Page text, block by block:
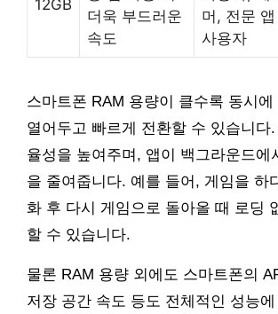
12GB
더욱 부드러운
속도
머, 전문 앱
사용자
스마트폰 RAM 용량이 클수록 동시
열어두고 빠르게 전환할 수 있습니다
율성을 높여주며, 앱이 백그라운드에
을 줄여줍니다. 예를 들어, 게임을 하
화 후 다시 게임으로 돌아올 때 로딩
할 수 있습니다.
물론 RAM 용량 외에도 스마트폰의
저장 공간 속도 등도 전체적인 성능